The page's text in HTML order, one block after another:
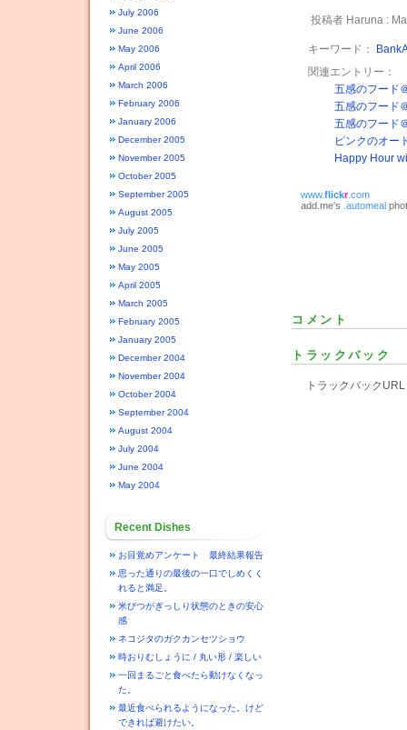
投稿者 Haruna :
キーワード：
関連エントリー：
五感のフード
五感のフード
五感のフード
ピンクのオー
Happy Hour
www.flickr.com
add.me's .automeal
コメント
トラックバック
トラックバック
July 2006
June 2006
May 2006
April 2006
March 2006
February 2006
January 2006
December 2005
November 2005
October 2005
September 2005
August 2005
July 2005
June 2005
May 2005
April 2005
March 2005
February 2005
January 2005
December 2004
November 2004
October 2004
September 2004
August 2004
July 2004
June 2004
May 2004
Recent Dishes
お目覚めアンケート 最終結果報告
思った通りの最後の一口でしめくく
れると満足。
米びつがぎっしり状態のときの安心
感
ネコジタのガクカンセツショウ
時おりむしょうに / 丸い形 / 楽しい
一回まるごと食べたら動けなくなっ
た。
最近食べられるようになった。けど
できれば避けたい。